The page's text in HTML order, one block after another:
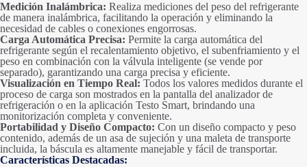
Medición Inalámbrica: Realiza mediciones del peso del refrigerante
de manera inalámbrica, facilitando la operación y eliminando la
necesidad de cables o conexiones engorrosas.
Carga Automática Precisa: Permite la carga automática del
refrigerante según el recalentamiento objetivo, el subenfriamiento y el
peso en combinación con la válvula inteligente (se vende por
separado), garantizando una carga precisa y eficiente.
Visualización en Tiempo Real: Todos los valores medidos durante el
proceso de carga son mostrados en la pantalla del analizador de
refrigeración o en la aplicación Testo Smart, brindando una
monitorización completa y conveniente.
Portabilidad y Diseño Compacto: Con un diseño compacto y peso
contenido, además de un asa de sujeción y una maleta de transporte
incluida, la báscula es altamente manejable y fácil de transportar.
Características Destacadas: